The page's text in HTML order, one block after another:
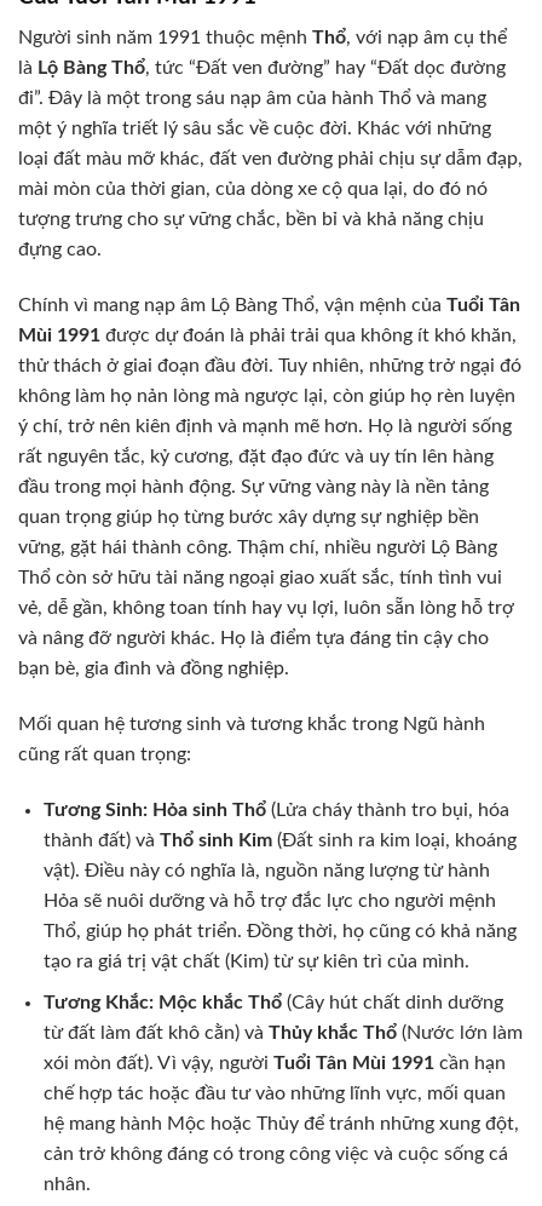
Người sinh năm 1991 thuộc mệnh Thổ, với nạp âm cụ thể
là Lộ Bàng Thổ, tức “Đất ven đường” hay “Đất dọc đường
đi”. Đây là một trong sáu nạp âm của hành Thổ và mang
một ý nghĩa triết lý sâu sắc về cuộc đời. Khác với những
loại đất màu mỡ khác, đất ven đường phải chịu sự dẫm đạp,
mài mòn của thời gian, của dòng xe cộ qua lại, do đó nó
tượng trưng cho sự vững chắc, bền bỉ và khả năng chịu
đựng cao.
Chính vì mang nạp âm Lộ Bàng Thổ, vận mệnh của Tuổi Tân
Mùi 1991 được dự đoán là phải trải qua không ít khó khăn,
thử thách ở giai đoạn đầu đời. Tuy nhiên, những trở ngại đó
không làm họ nản lòng mà ngược lại, còn giúp họ rèn luyện
ý chí, trở nên kiên định và mạnh mẽ hơn. Họ là người sống
rất nguyên tắc, kỷ cương, đặt đạo đức và uy tín lên hàng
đầu trong mọi hành động. Sự vững vàng này là nền tảng
quan trọng giúp họ từng bước xây dựng sự nghiệp bền
vững, gặt hái thành công. Thậm chí, nhiều người Lộ Bàng
Thổ còn sở hữu tài năng ngoại giao xuất sắc, tính tình vui
vẻ, dễ gần, không toan tính hay vụ lợi, luôn sẵn lòng hỗ trợ
và nâng đỡ người khác. Họ là điểm tựa đáng tin cậy cho
bạn bè, gia đình và đồng nghiệp.
Mối quan hệ tương sinh và tương khắc trong Ngũ hành
cũng rất quan trọng:
Tương Sinh: Hỏa sinh Thổ(Lửa cháy thành tro bụi, hóa
thành đất) và Thổ sinh Kim(Đất sinh ra kim loại, khoáng
vật). Điều này có nghĩa là, nguồn năng lượng từ hành
Hỏa sẽ nuôi dưỡng và hỗ trợ đắc lực cho người mệnh
Thổ, giúp họ phát triển. Đồng thời, họ cũng có khả năng
tạo ra giá trị vật chất (Kim) từ sự kiên trì của mình.
Tương Khắc: Mộc khắc Thổ(Cây hút chất dinh dưỡng
từ đất làm đất khô cằn) và Thủy khắc Thổ(Nước lớn làm
xói mòn đất). Vì vậy, người Tuổi Tân Mùi 1991cần hạn
chế hợp tác hoặc đầu tư vào những lĩnh vực, mối quan
hệ mang hành Mộc hoặc Thủy để tránh những xung đột,
cản trở không đáng có trong công việc và cuộc sống cá
nhân.